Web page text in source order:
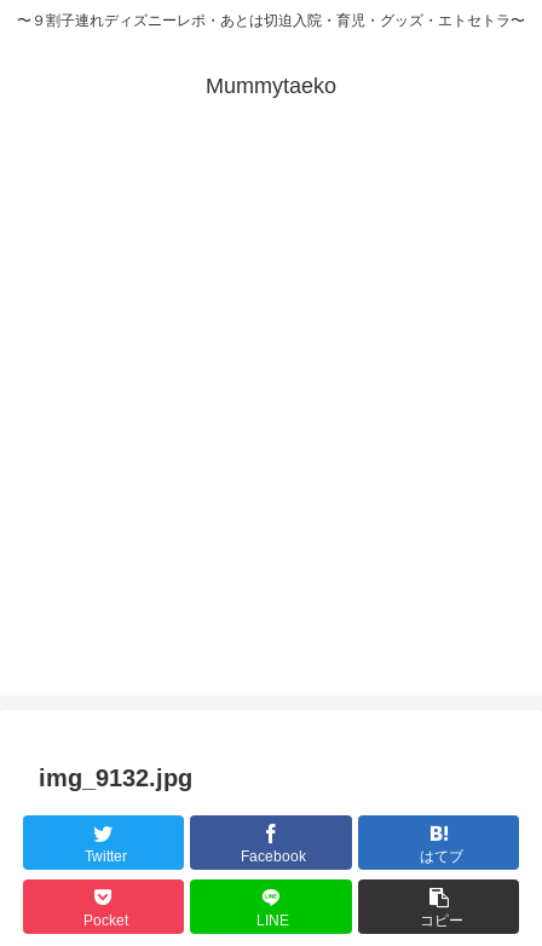
〜９割子連れディズニーレポ・あとは切迫入院・育児・グッズ・エトセトラ〜
Mummytaeko
img_9132.jpg
Twitter Facebook はてブ
Pocket LINE コピー